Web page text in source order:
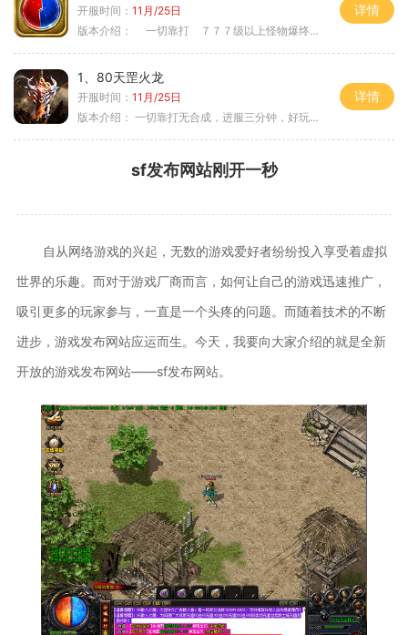
开服时间： 11月/25日
版本介绍：
一切靠打 ７７７级以上怪物爆终极
详情
1、80天罡火龙
开服时间： 11月/25日
版本介绍： 一切靠打无合成，进服三分钟，好玩一整年。
详情
sf发布网站刚开一秒
自从网络游戏的兴起，无数的游戏爱好者纷纷投入享受着虚拟
世界的乐趣。而对于游戏厂商而言，如何让自己的游戏迅速推广，
吸引更多的玩家参与，一直是一个头疼的问题。而随着技术的不断
进步，游戏发布网站应运而生。今天，我要向大家介绍的就是全新
开放的游戏发布网站——sf发布网站。